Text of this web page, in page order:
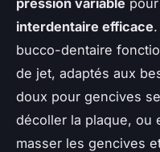
interdentaire efficace
bucco-dentaire
de jet, adaptés aux
doux pour gencives
décoller la plaque, ou
masser les gencives